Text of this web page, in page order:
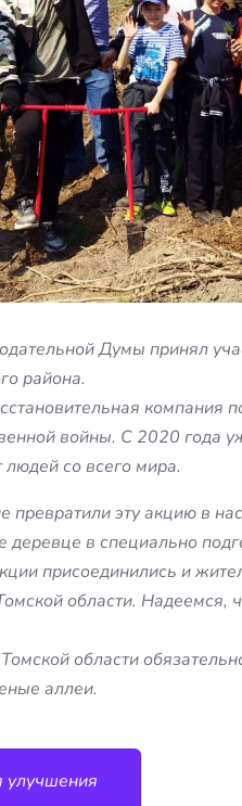
Думы принял
района.
войны. С 2020 года
со всего мира.
превратили эту акцию в
в специально
присоединились и
области.
области
аллеи.